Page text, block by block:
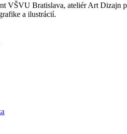
VŠVU Bratislava, ateliér Art Dizajn
a ilustrácií.